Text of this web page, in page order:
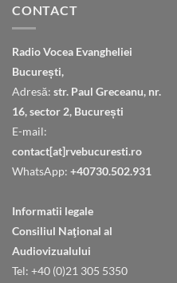
CONTACT
Radio Vocea Evangheliei
București,
Adresă: str. Paul Greceanu, nr.
16, sector 2, București
E-mail:
contact[at]rvebucuresti.ro
WhatsApp: +40730.502.931
Informatii legale
Consiliul Naţional al
Audiovizualului
Tel: +40 (0)21 305 5350